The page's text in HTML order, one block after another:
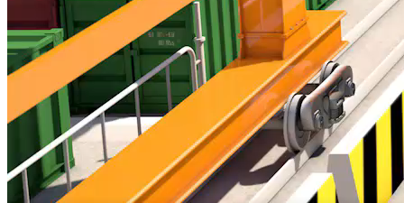
Bắt đầu tại
Chia sẻ
Việc định hướng chiến lược phát triển cho ngành theo từng giai
đoạn trước những biến động của thị trường thế giới là điều cần thiết.
Vì thế, ngành thủy sản Việt Nam cũng đang có sự chuyển đổi cấu
trúc lại, cân bằng giữa khai thác với nuôi trồng và bảo tồn để ngành
thủy sản phát triển.